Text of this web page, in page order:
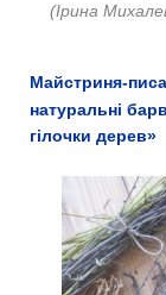
(Ірина
Майстриня-
натуральні
гілочки дерев»